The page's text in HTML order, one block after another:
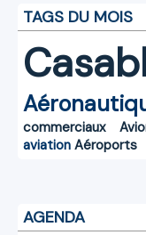
TAGS DU MOIS
commerciaux
aviation Aéroports
AGENDA